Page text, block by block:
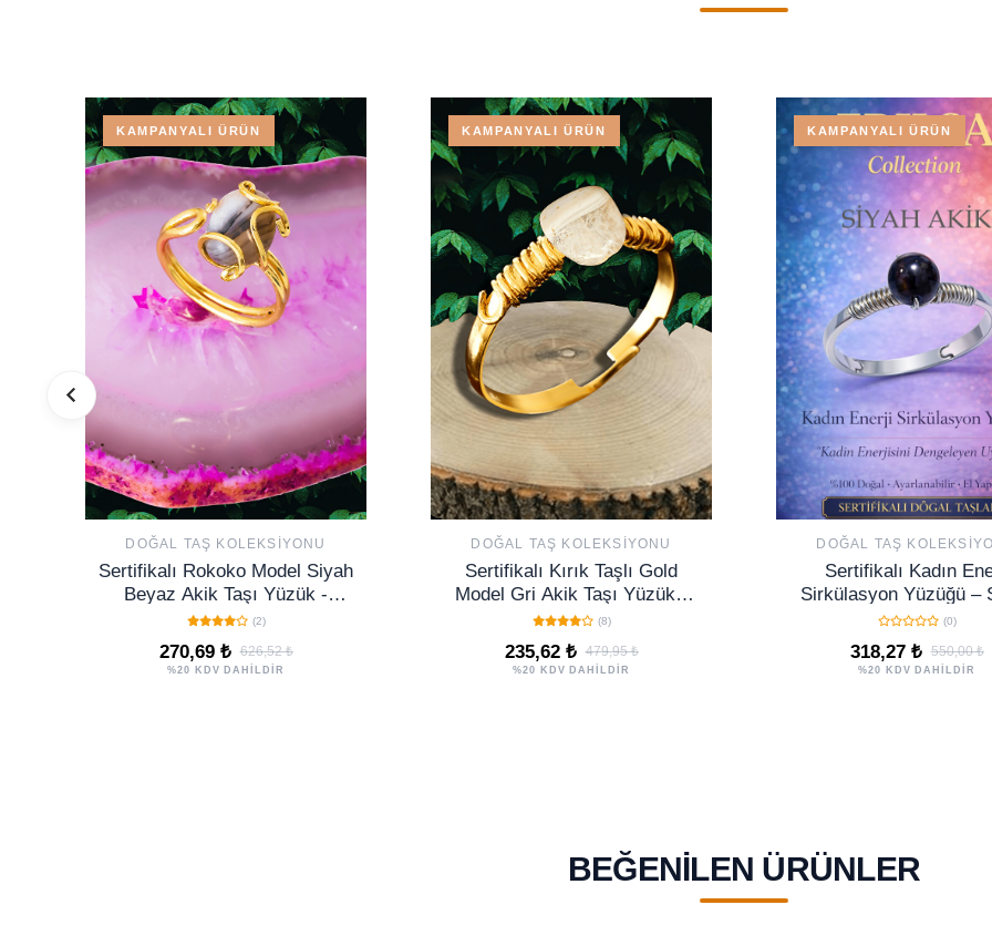
KAMPANYALI ÜRÜN
DOĞAL TAŞ KOLEKSIYONU
Sertifikalı Rokoko Model Siyah
Beyaz Akik Taşı Yüzük -
Ayarlamalı
(2)
270,69 ₺ 626,52 ₺
%20 KDV DAHİLDİR
KAMPANYALI ÜRÜN
DOĞAL TAŞ KOLEKSIYONU
Sertifikalı Kırık Taşlı Gold
Model Gri Akik Taşı Yüzük -
Ayarlamalı
(8)
235,62 ₺ 479,95 ₺
%20 KDV DAHİLDİR
KAMPANYALI ÜRÜN
DOĞAL TAŞ
Sertifikalı Kadın
Sirkülasyon Yüzüğü –
Akik Ayarlamalı İnce
Oğlak Yengeç Burcu
(0)
318,27 ₺ 550,00 ₺
%20 KDV DAHİLDİR
BEĞENILEN ÜRÜNLER